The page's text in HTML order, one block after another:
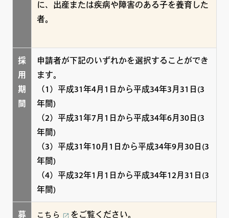
に、出産または疾病や障害のある子を養育した
者。
採
用
期
間
申請者が下記のいずれかを選択することができ
ます。
（1）平成31年4月1日から平成34年3月31日(3
年間)
（2）平成31年7月1日から平成34年6月30日(3
年間)
（3）平成31年10月1日から平成34年9月30日(3
年間)
（4）平成32年1月1日から平成34年12月31日(3
年間)
募
こちら をご覧ください。